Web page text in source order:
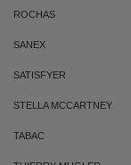
ROCHAS
SANEX
SATISFYER
STELLA MCCARTNEY
TABAC